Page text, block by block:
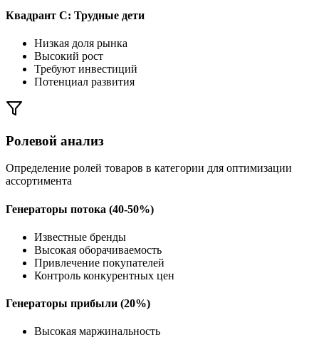
Квадрант C: Трудные дети
Низкая доля рынка
Высокий рост
Требуют инвестиций
Потенциал развития
Ролевой анализ
Определение ролей товаров в категории для оптимизации
ассортимента
Генераторы потока (40-50%)
Известные бренды
Высокая оборачиваемость
Привлечение покупателей
Контроль конкурентных цен
Генераторы прибыли (20%)
Высокая маржинальность